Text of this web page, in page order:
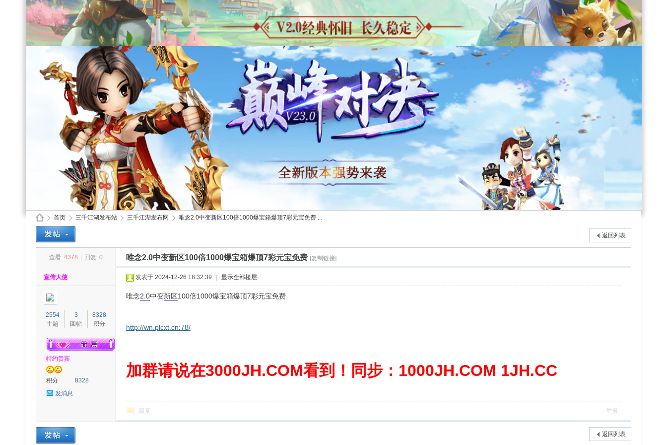
首页
›
三千江湖发布站 三千江湖发布网
›
唯念2.0中变新区100倍1000爆宝箱爆顶7彩元宝免费 ...
返回列表
查看: 4378 回复: 0 唯念2.0中变新区100倍1000爆宝箱爆顶7彩元宝免费 [复制链接]
宣传大使
2554
主题
3
回帖
8328
积分
特约贵宾
积分
8328
发消息
发表于 2024-12-26 18:32:39 显示全部楼层
唯念2.0中变新区100倍1000爆宝箱爆顶7彩元宝免费
http://wn.plcxt.cn:78/
加群请说在3000JH.COM看到！同步：1000JH.COM 1JH.CC
回复 举报
返回列表